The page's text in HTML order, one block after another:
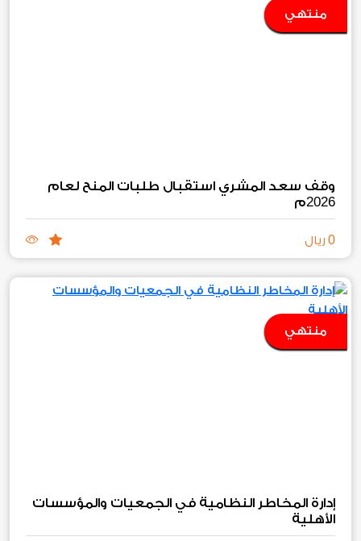
منتهي
وقف سعد المشري استقبال طلبات المنح لعام
2026م
0 ريال
منتهي
إدارة المخاطر النظامية في الجمعيات والمؤسسات
الأهلية